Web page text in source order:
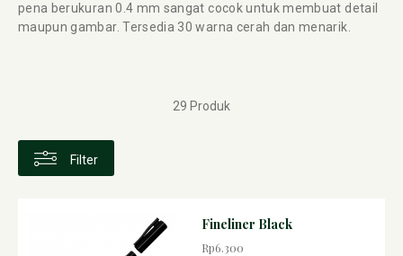
pena berukuran 0.4 mm sangat cocok untuk membuat detail
maupun gambar. Tersedia 30 warna cerah dan menarik.
Filter
29 Produk
Fineliner Black
Rp6.300